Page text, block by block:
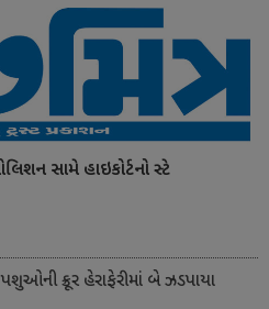
સામે હાઇકોર્ટનો સ્ટે
ક્રૂર હેરાફેરીમાં બે ઝડપાયા